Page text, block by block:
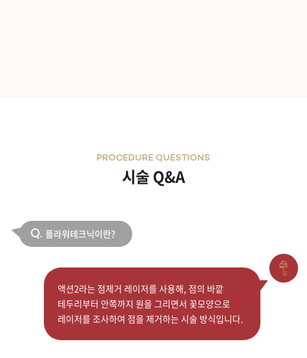
시술 Q&A
PROCEDURE QUESTIONS
Q. 플라워테크닉이란?
액션2라는 점제거 레이저를 사용해, 점의 바깥
테두리부터 안쪽까지 원을 그리면서 꽃모양으로
레이저를 조사하여 점을 제거하는 시술 방식입니다.